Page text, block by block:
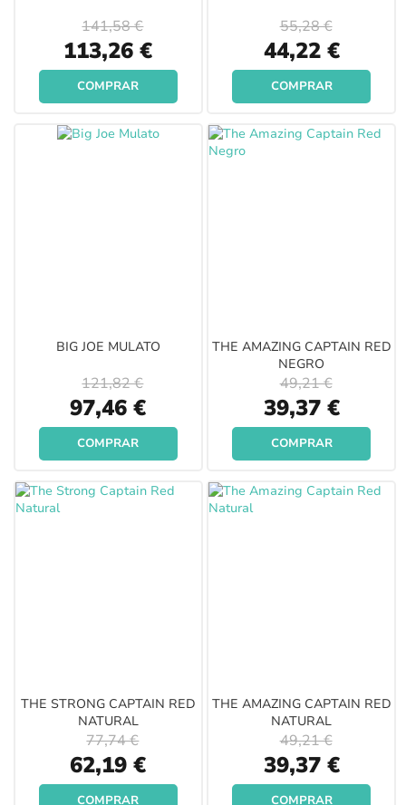
Special
Price
113,26 €
141,58 €
COMPRAR
Special
Price
44,22 €
55,28 €
COMPRAR
BIG JOE MULATO
Special
Price
97,46 €
121,82 €
COMPRAR
THE AMAZING CAPTAIN RED
NEGRO
Special
Price
39,37 €
49,21 €
COMPRAR
THE STRONG CAPTAIN RED
NATURAL
Special
Price
62,19 €
77,74 €
COMPRAR
THE AMAZING CAPTAIN RED
NATURAL
Special
Price
39,37 €
49,21 €
COMPRAR